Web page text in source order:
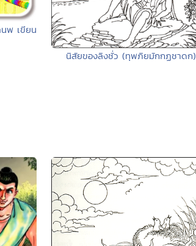
พ เขียน
นิสัยของลิงชั่ว (ทุพภิยมักกฏชาดก)